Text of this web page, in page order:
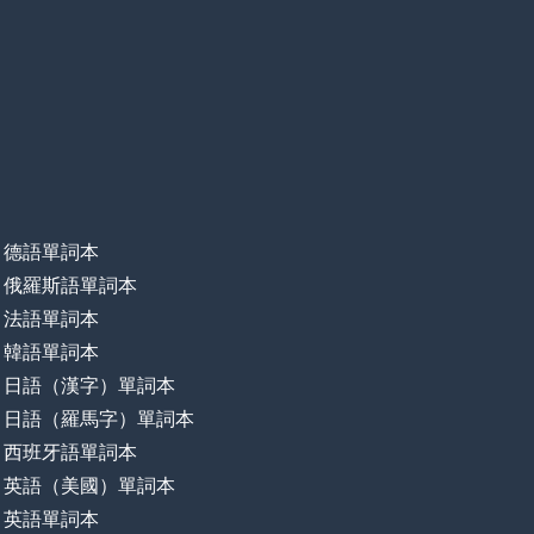
德語單詞本
俄羅斯語單詞本
法語單詞本
韓語單詞本
日語（漢字）單詞本
日語（羅馬字）單詞本
西班牙語單詞本
英語（美國）單詞本
英語單詞本